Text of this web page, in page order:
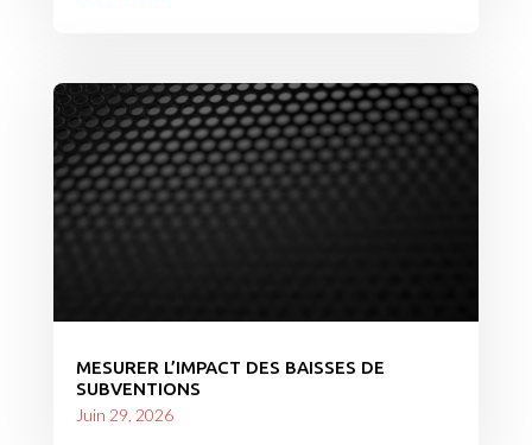
MESURER L’IMPACT DES BAISSES DE
SUBVENTIONS
Juin 29, 2026